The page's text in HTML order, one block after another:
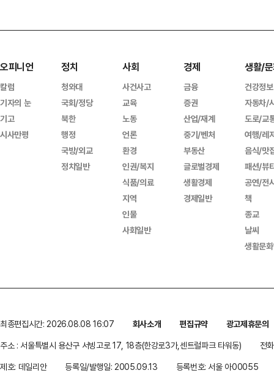
오피니언
칼럼
기자의 눈
기고
시사만평
정치
청와대
국회/정당
북한
행정
국방/외교
정치일반
사회
사건사고
교육
노동
언론
환경
인권/복지
식품/의료
지역
인물
사회일반
경제
금융
증권
산업/재계
중기/벤처
부동산
글로벌경제
생활경제
경제일반
생활/
건강정보
자동차/
도로/교
여행/레
음식/맛
패션/뷰
공연/전
책
종교
날씨
생활문
최종편집시간: 2026.08.08 16:07 회사소개 편집규약
광고제휴문의
주소 : 서울특별시 용산구 서빙고로 17, 18층(한강로3가,센트럴파크 타워동)
전
제호: 데일리안
등록일/발행일: 2005.09.13 등록번호: 서울 아00055